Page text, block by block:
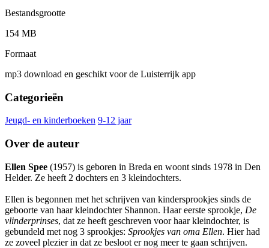
Bestandsgrootte
154 MB
Formaat
mp3 download en geschikt voor de Luisterrijk app
Categorieën
Jeugd- en kinderboeken 9-12 jaar
Over de auteur
Ellen Spee (1957) is geboren in Breda en woont sinds 1978 in Den
Helder. Ze heeft 2 dochters en 3 kleindochters.
Ellen is begonnen met het schrijven van kindersprookjes sinds de
geboorte van haar kleindochter Shannon. Haar eerste sprookje, De
vlinderprinses, dat ze heeft geschreven voor haar kleindochter, is
gebundeld met nog 3 sprookjes: Sprookjes van oma Ellen. Hier had
ze zoveel plezier in dat ze besloot er nog meer te gaan schrijven.